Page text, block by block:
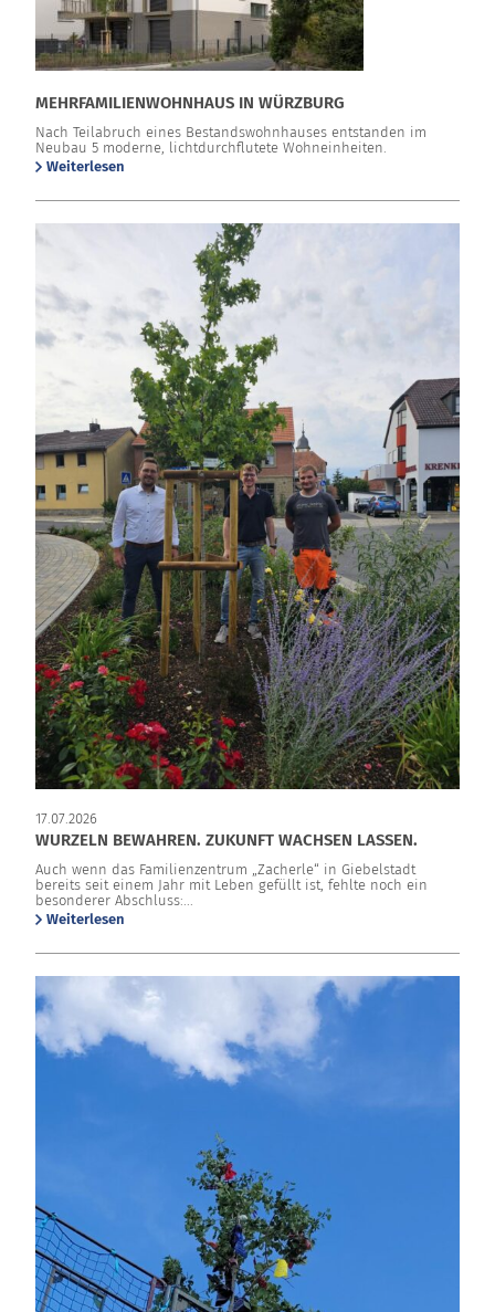
MEHRFAMILIENWOHNHAUS IN WÜRZBURG
Nach Teilabruch eines Bestandswohnhauses entstanden im
Neubau 5 moderne, lichtdurchflutete Wohneinheiten.
Weiterlesen
17.07.2026
WURZELN BEWAHREN. ZUKUNFT WACHSEN LASSEN.
Auch wenn das Familienzentrum „Zacherle“ in Giebelstadt
bereits seit einem Jahr mit Leben gefüllt ist, fehlte noch ein
besonderer Abschluss:...
Weiterlesen